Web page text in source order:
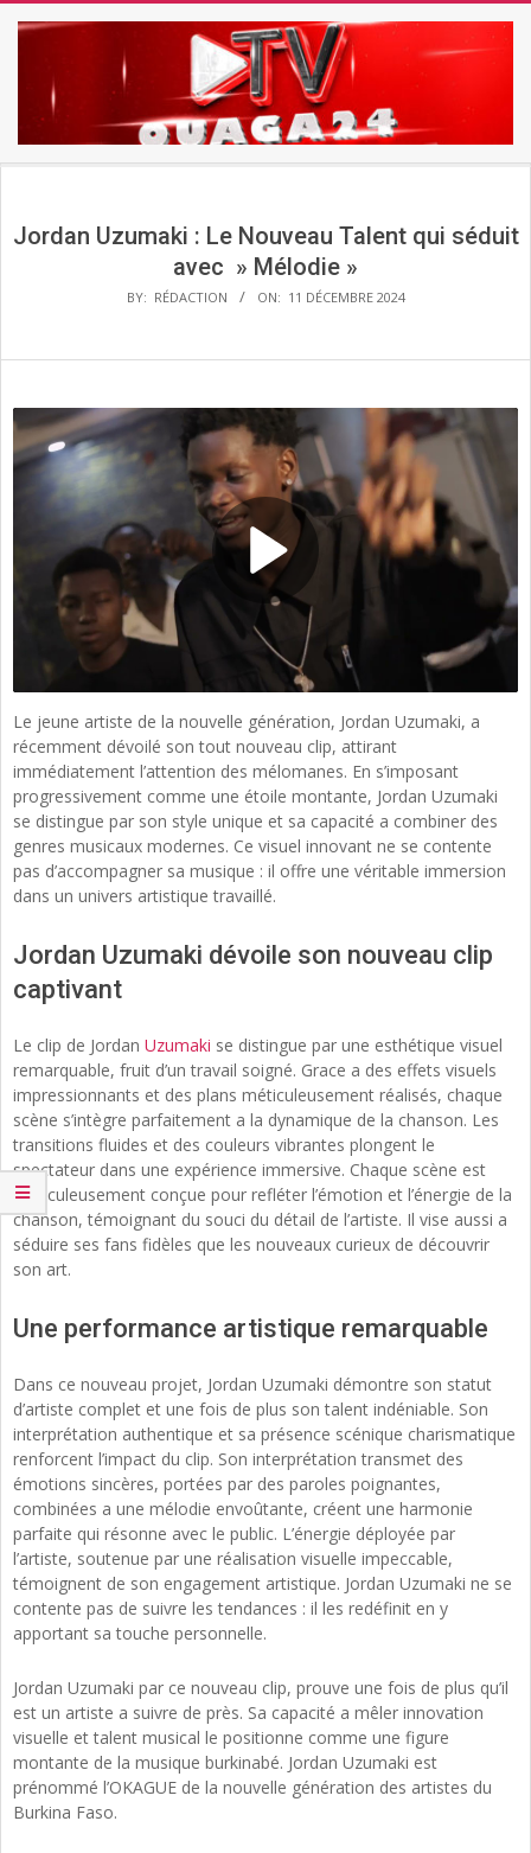
Skip
TV
OUAGA24
Menu
Jordan Uzumaki : Le Nouveau Talent qui séduit
avec » Mélodie »
BY: RÉDACTION ON: 11 DÉCEMBRE 2024
Le jeune artiste de la nouvelle génération, Jordan Uzumaki, a
récemment dévoilé son tout nouveau clip, attirant
immédiatement l’attention des mélomanes. En s’imposant
progressivement comme une étoile montante, Jordan Uzumaki
se distingue par son style unique et sa capacité a combiner des
genres musicaux modernes. Ce visuel innovant ne se contente
pas d’accompagner sa musique : il offre une véritable immersion
dans un univers artistique travaillé.
Jordan Uzumaki dévoile son nouveau clip
captivant
Le clip de Jordan Uzumaki se distingue par une esthétique visuel
remarquable, fruit d’un travail soigné. Grace a des effets visuels
impressionnants et des plans méticuleusement réalisés, chaque
scène s’intègre parfaitement a la dynamique de la chanson. Les
transitions fluides et des couleurs vibrantes plongent le
spectateur dans une expérience immersive. Chaque scène est
méticuleusement conçue pour refléter l’émotion et l’énergie de la
chanson, témoignant du souci du détail de l’artiste. Il vise aussi a
séduire ses fans fidèles que les nouveaux curieux de découvrir
son art.
Une performance artistique remarquable
Dans ce nouveau projet, Jordan Uzumaki démontre son statut
d’artiste complet et une fois de plus son talent indéniable. Son
interprétation authentique et sa présence scénique charismatique
renforcent l’impact du clip. Son interprétation transmet des
émotions sincères, portées par des paroles poignantes,
combinées a une mélodie envoûtante, créent une harmonie
parfaite qui résonne avec le public. L’énergie déployée par
l’artiste, soutenue par une réalisation visuelle impeccable,
témoignent de son engagement artistique. Jordan Uzumaki ne se
contente pas de suivre les tendances : il les redéfinit en y
apportant sa touche personnelle.
Jordan Uzumaki par ce nouveau clip, prouve une fois de plus qu’il
est un artiste a suivre de près. Sa capacité a mêler innovation
visuelle et talent musical le positionne comme une figure
montante de la musique burkinabé. Jordan Uzumaki est
prénommé l’OKAGUE de la nouvelle génération des artistes du
Burkina Faso.